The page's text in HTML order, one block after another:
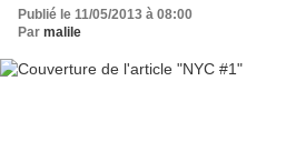
Publié le 11/05/2013 à 08:00
Par malile